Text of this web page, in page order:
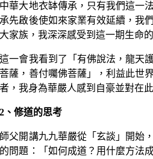
中華大地衣缽傳承，只有我們這一
承先啟後使如來家業有效延續，我
大家族，我深深感受到這一期生命
這一會我看到了「有佛說法，龍天
菩薩，善付囑佛菩薩」，利益此世
者，我身為華嚴人感到自豪並對在
2、修道的思考
師父開講九九華嚴從「玄談」開始
的問題：「如何成道？用什麼方法